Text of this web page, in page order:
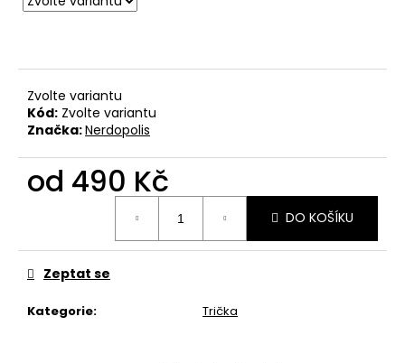
Zvolte variantu
Kód: Zvolte variantu
Značka:Nerdopolis
od 490 Kč
DO KOŠÍKU
Kategorie: Trička
Zeptat se
BAVLNĚNÉ
Kč